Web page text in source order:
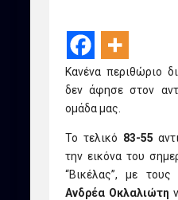
Κανένα περιθώριο
δεν άφησε στον
ομάδα μας.
Το τελικό 83-55
την εικόνα του
“Βικέλας”, με τους
Ανδρέα Οκλαλιώτη